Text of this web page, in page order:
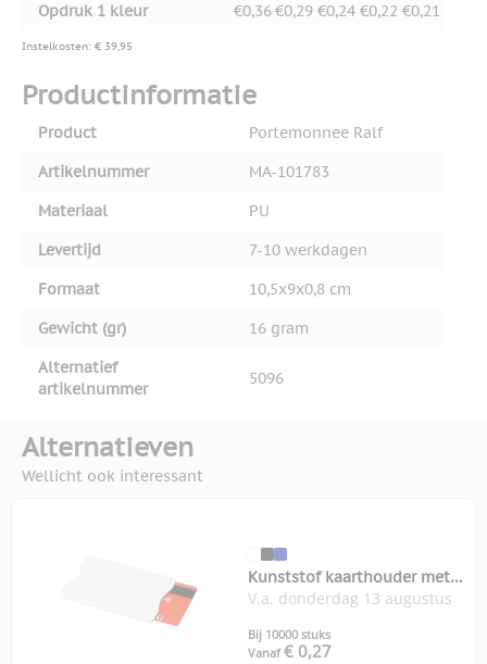
Opdruk 1 kleur
€0,36€0,29 €0,24 €0,22 €0,21
Instelkosten: € 39,95
Productinformatie
Product
Portemonnee Ralf
Artikelnummer
MA-101783
Materiaal
PU
Levertijd
7-10 werkdagen
Formaat
10,5x9x0,8 cm
Gewicht (gr)
16 gram
Alternatief
artikelnummer
5096
Alternatieven
Wellicht ook interessant
Kunststof kaarthouder met
RFID bescherming
V.a. donderdag 13 augustus
Bij 10000 stuks
Vanaf € 0,27